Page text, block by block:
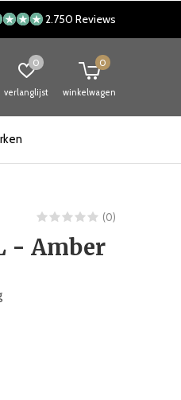
verlanglijst
0
winkelwagen
0
2.750 Reviews
(0)
- Amber